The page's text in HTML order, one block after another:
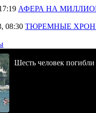
АФЕРА НА
08:30 ТЮРЕМНЫЕ
Шесть человек